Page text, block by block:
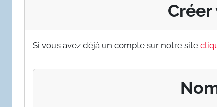
Si vous avez déjà un compte sur notre site